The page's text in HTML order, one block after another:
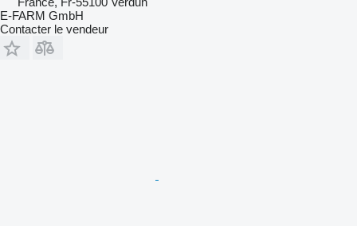
E-FARM GmbH
Contacter le vendeur